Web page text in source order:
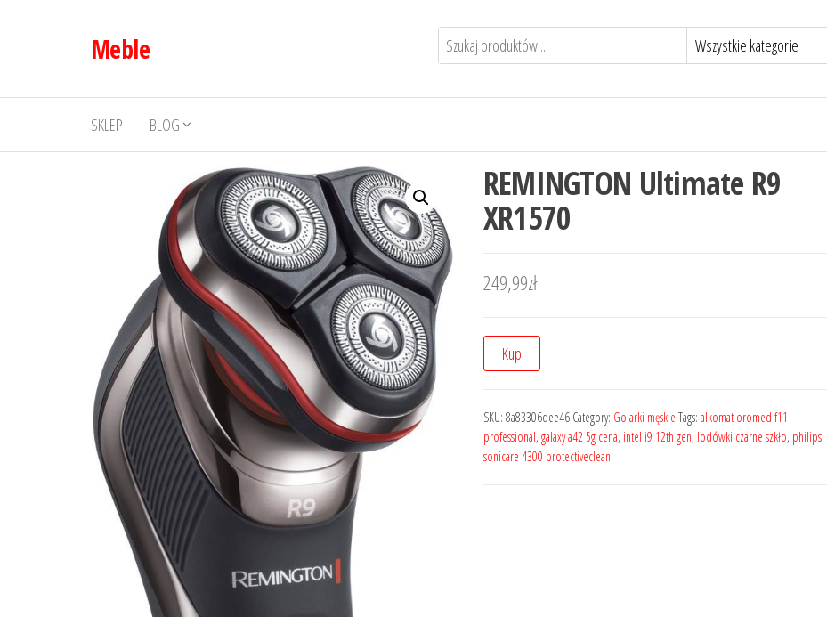
Meble
SKLEP BLOG
REMINGTON Ultimate R9
XR1570
249,99zł
Kup
SKU: 8a83306dee46 Category: Golarki męskie Tags: alkomat oromed f11
professional, galaxy a42 5g cena, intel i9 12th gen, lodówki czarne szkło, philips
sonicare 4300 protectiveclean